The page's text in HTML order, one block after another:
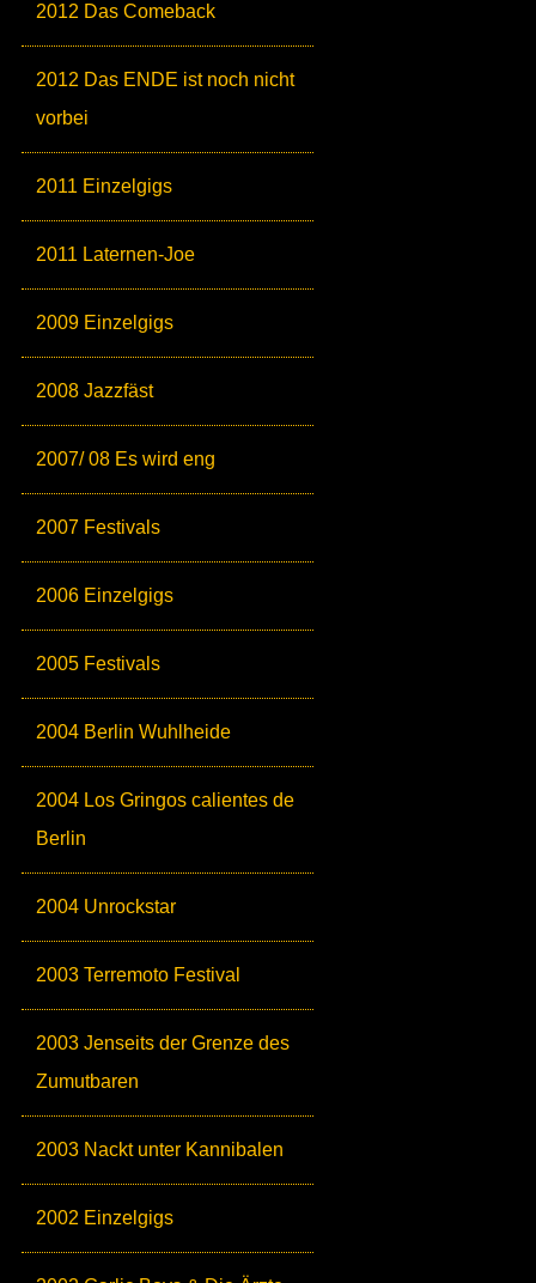
2012 Das Comeback
2012 Das ENDE ist noch nicht
vorbei
2011 Einzelgigs
2011 Laternen-Joe
2009 Einzelgigs
2008 Jazzfäst
2007/ 08 Es wird eng
2007 Festivals
2006 Einzelgigs
2005 Festivals
2004 Berlin Wuhlheide
2004 Los Gringos calientes de
Berlin
2004 Unrockstar
2003 Terremoto Festival
2003 Jenseits der Grenze des
Zumutbaren
2003 Nackt unter Kannibalen
2002 Einzelgigs